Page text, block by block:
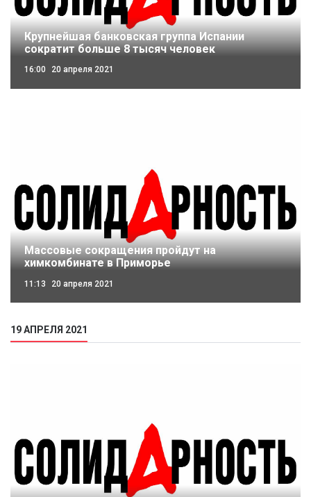
Крупнейшая банковская группа Испании
сократит больше 8 тысяч человек
16:00 20 апреля 2021
Массовые сокращения пройдут на
химкомбинате в Приморье
11:13 20 апреля 2021
19 АПРЕЛЯ 2021